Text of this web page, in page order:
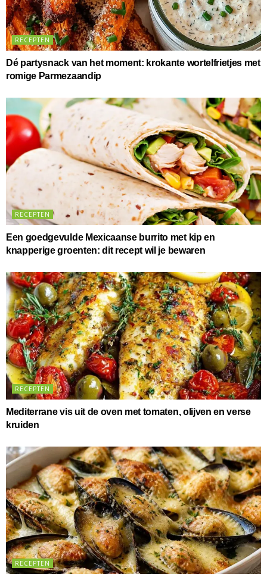
RECEPTEN
Dé partysnack van het moment: krokante wortelfrietjes met
romige Parmezaandip
RECEPTEN
Een goedgevulde Mexicaanse burrito met kip en
knapperige groenten: dit recept wil je bewaren
RECEPTEN
Mediterrane vis uit de oven met tomaten, olijven en verse
kruiden
RECEPTEN